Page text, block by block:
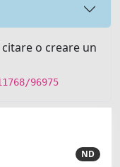
o creare un
96975
ND